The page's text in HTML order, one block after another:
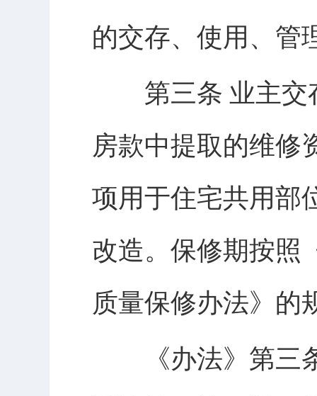
的交存、使用、管
第三条 业主交
房款中提取的维修
项用于住宅共用部
改造。保修期按照
质量保修办法》的
《办法》第三条